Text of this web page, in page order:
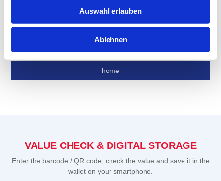
Auswahl erlauben
Ablehnen
can also add a greeting text.
"Redeem" and complete the payment process.
Partial redemption: Are partial redemptions of
value vouchers possible?
home
VALUE CHECK & DIGITAL STORAGE
Enter the barcode / QR code, check the value and save it in the
wallet on your smartphone.